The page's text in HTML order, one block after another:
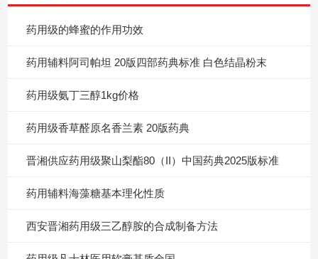
药用级的蜂蜜的作用功效
药用辅料阿司帕坦 20版四部药典标准 白色结晶粉末
药用级氨丁三醇1kg价格
药用级香草醛原名香兰素 20版药典
晋湘供应药用级聚山梨酯80（II）中国药典2025版标准
药用辅料海藻糖基本理化性质
西安晋湘药用级三乙醇胺的合成制备方法